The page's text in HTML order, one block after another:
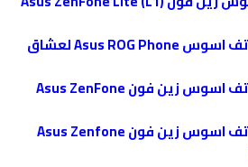
مواصفات و مميزات هاتف اسوس Asus ROG Phone لعشاق
مواصفات و مميزات هاتف اسوس زين فون Asus ZenFone
مواصفات و مميزات هاتف اسوس زين فون Asus Zenfone